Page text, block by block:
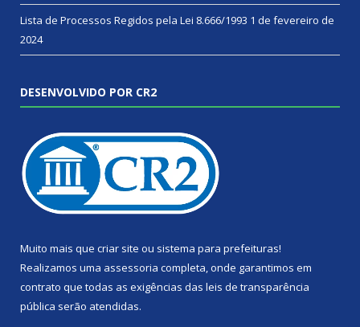
Lista de Processos Regidos pela Lei 8.666/1993 1 de fevereiro de
2024
DESENVOLVIDO POR CR2
Muito mais que criar site ou sistema para prefeituras!
Realizamos uma assessoria completa, onde garantimos em
contrato que todas as exigências das leis de transparência
pública serão atendidas.